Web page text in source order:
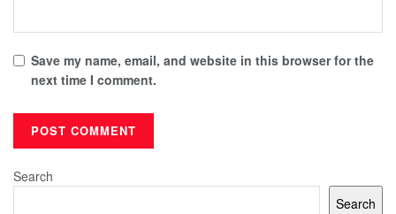
Save my name, email, and website in this browser for the
next time I comment.
Search
Search